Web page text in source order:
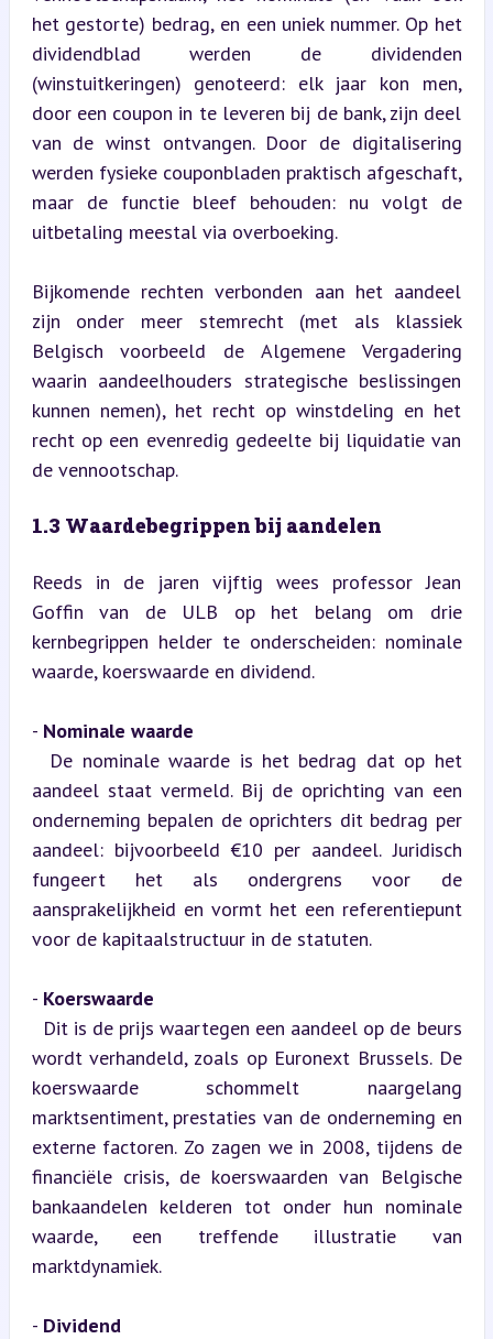
het gestorte) bedrag, en een uniek nummer. Op het
dividendblad werden de dividenden
(winstuitkeringen) genoteerd: elk jaar kon men,
door een coupon in te leveren bij de bank, zijn deel
van de winst ontvangen. Door de digitalisering
werden fysieke couponbladen praktisch afgeschaft,
maar de functie bleef behouden: nu volgt de
uitbetaling meestal via overboeking.
Bijkomende rechten verbonden aan het aandeel
zijn onder meer stemrecht (met als klassiek
Belgisch voorbeeld de Algemene Vergadering
waarin aandeelhouders strategische beslissingen
kunnen nemen), het recht op winstdeling en het
recht op een evenredig gedeelte bij liquidatie van
de vennootschap.
1.3 Waardebegrippen bij aandelen
Reeds in de jaren vijftig wees professor Jean
Goffin van de ULB op het belang om drie
kernbegrippen helder te onderscheiden: nominale
waarde, koerswaarde en dividend.
- Nominale waarde
aandeel staat vermeld. Bij de oprichting van een
onderneming bepalen de oprichters dit bedrag per
aandeel: bijvoorbeeld €10 per aandeel. Juridisch
fungeert het als ondergrens voor de
aansprakelijkheid en vormt het een referentiepunt
voor de kapitaalstructuur in de statuten.
- Koerswaarde
wordt verhandeld, zoals op Euronext Brussels. De
koerswaarde schommelt naargelang
marktsentiment, prestaties van de onderneming en
externe factoren. Zo zagen we in 2008, tijdens de
financiële crisis, de koerswaarden van Belgische
bankaandelen kelderen tot onder hun nominale
waarde, een treffende illustratie van
marktdynamiek.
- Dividend